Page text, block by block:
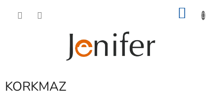
KORKMAZ